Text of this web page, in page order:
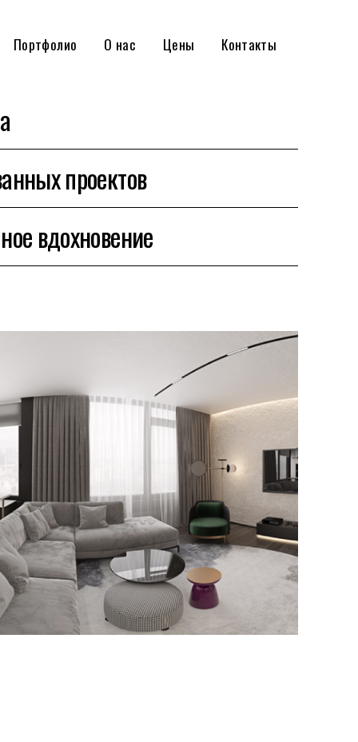
Портфолио О нас Цены Контакты
проектов
вдохновение